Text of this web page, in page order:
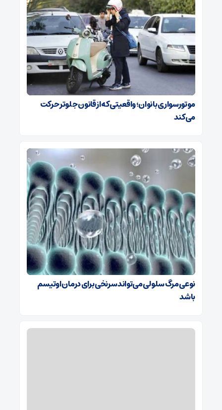
موتورسواری بانوان؛ واقعیتی که از قانون جلوتر حرکت
می‌کند
نوعی مرگ سلولی می‌تواند سرنخی برای درمان اوتیسم
باشد